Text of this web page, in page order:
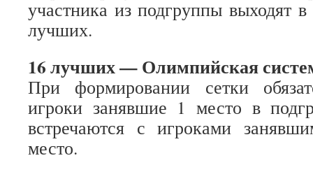
участника из подгруппы выходят
лучших.
16 лучших — Олимпийская
При формировании сетки
игроки занявшие 1 место в
встречаются с игроками
место.